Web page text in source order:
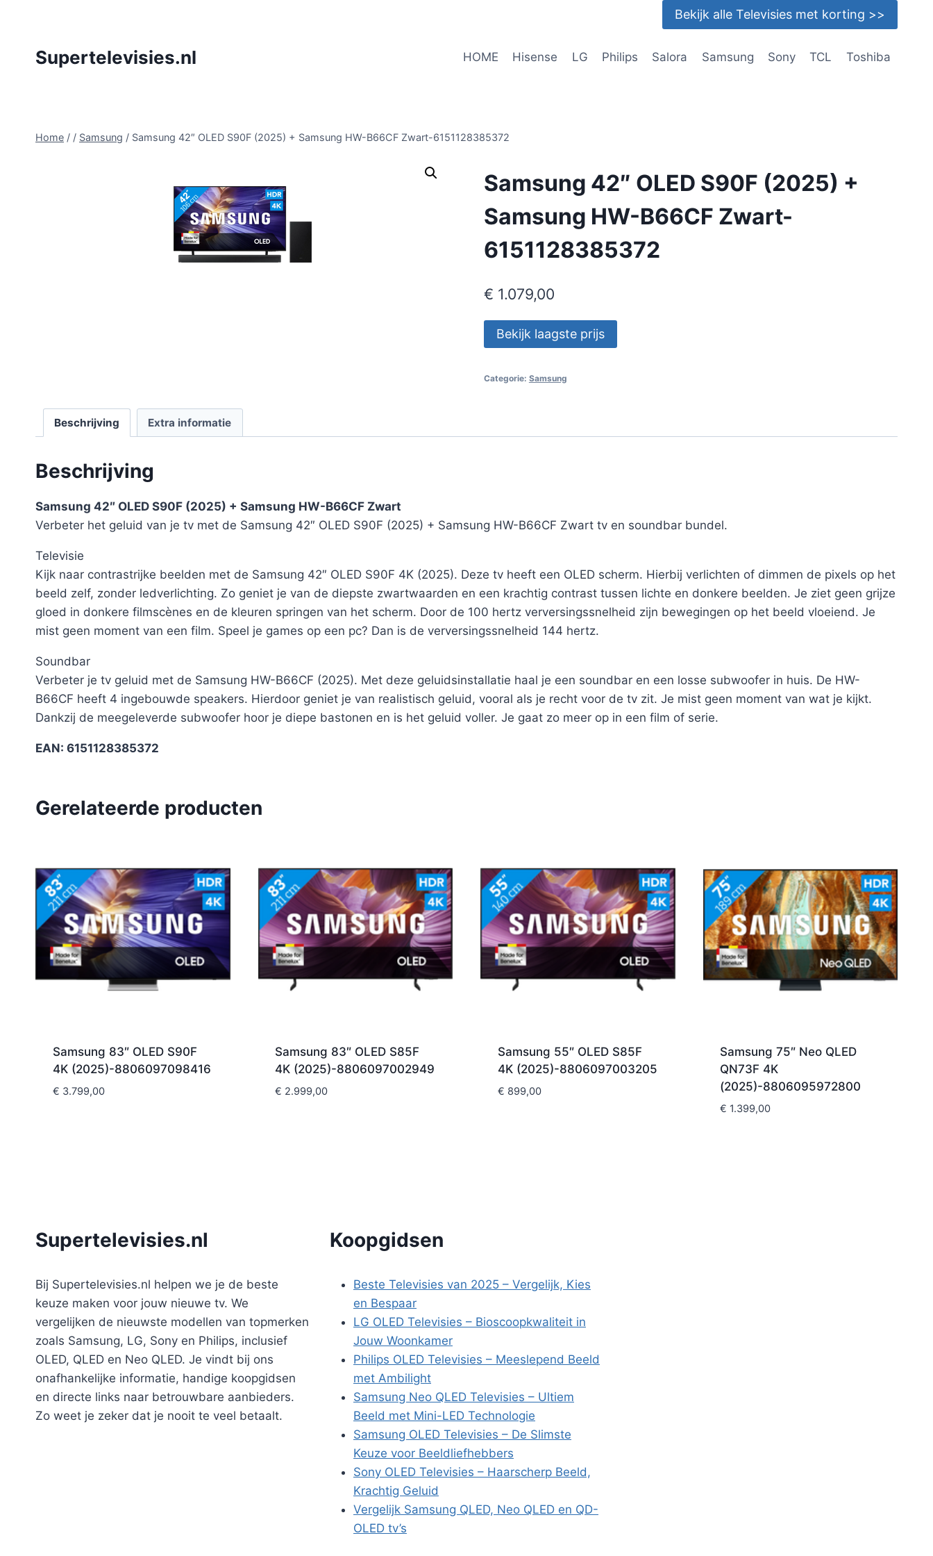
Bekijk alle Televisies met korting >>
Supertelevisies.nl HOME Hisense LG Philips Salora Samsung Sony TCL Toshiba
Home / / Samsung / Samsung 42″ OLED S90F (2025) + Samsung HW-B66CF Zwart-6151128385372
Samsung 42″ OLED S90F (2025) +
Samsung HW-B66CF Zwart-
6151128385372
€ 1.079,00
Bekijk laagste prijs
Categorie: Samsung
Beschrijving Extra informatie
Beschrijving
Samsung 42″ OLED S90F (2025) + Samsung HW-B66CF Zwart
Verbeter het geluid van je tv met de Samsung 42″ OLED S90F (2025) + Samsung HW-B66CF Zwart tv en soundbar bundel.
Televisie
Kijk naar contrastrijke beelden met de Samsung 42″ OLED S90F 4K (2025). Deze tv heeft een OLED scherm. Hierbij verlichten of dimmen de pixels op het
beeld zelf, zonder ledverlichting. Zo geniet je van de diepste zwartwaarden en een krachtig contrast tussen lichte en donkere beelden. Je ziet geen grijze
gloed in donkere filmscènes en de kleuren springen van het scherm. Door de 100 hertz verversingssnelheid zijn bewegingen op het beeld vloeiend. Je
mist geen moment van een film. Speel je games op een pc? Dan is de verversingssnelheid 144 hertz.
Soundbar
Verbeter je tv geluid met de Samsung HW-B66CF (2025). Met deze geluidsinstallatie haal je een soundbar en een losse subwoofer in huis. De HW-
B66CF heeft 4 ingebouwde speakers. Hierdoor geniet je van realistisch geluid, vooral als je recht voor de tv zit. Je mist geen moment van wat je kijkt.
Dankzij de meegeleverde subwoofer hoor je diepe bastonen en is het geluid voller. Je gaat zo meer op in een film of serie.
EAN: 6151128385372
Gerelateerde producten
Samsung 83″ OLED S90F
4K (2025)-8806097098416
€ 3.799,00
Samsung 83″ OLED S85F
4K (2025)-8806097002949
€ 2.999,00
Samsung 55″ OLED S85F
4K (2025)-8806097003205
€ 899,00
Samsung 75″ Neo QLED
QN73F 4K
(2025)-8806095972800
€ 1.399,00
Supertelevisies.nl
Bij Supertelevisies.nl helpen we je de beste
keuze maken voor jouw nieuwe tv. We
vergelijken de nieuwste modellen van topmerken
zoals Samsung, LG, Sony en Philips, inclusief
OLED, QLED en Neo QLED. Je vindt bij ons
onafhankelijke informatie, handige koopgidsen
en directe links naar betrouwbare aanbieders.
Zo weet je zeker dat je nooit te veel betaalt.
Koopgidsen
Beste Televisies van 2025 – Vergelijk, Kies
en Bespaar
LG OLED Televisies – Bioscoopkwaliteit in
Jouw Woonkamer
Philips OLED Televisies – Meeslepend Beeld
met Ambilight
Samsung Neo QLED Televisies – Ultiem
Beeld met Mini-LED Technologie
Samsung OLED Televisies – De Slimste
Keuze voor Beeldliefhebbers
Sony OLED Televisies – Haarscherp Beeld,
Krachtig Geluid
Vergelijk Samsung QLED, Neo QLED en QD-
OLED tv’s